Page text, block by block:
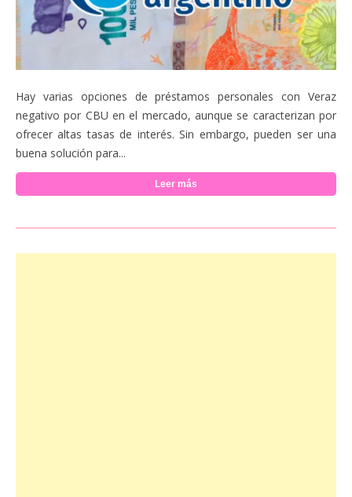
Hay varias opciones de préstamos personales con Veraz
negativo por CBU en el mercado, aunque se caracterizan por
ofrecer altas tasas de interés. Sin embargo, pueden ser una
buena solución para...
Leer más